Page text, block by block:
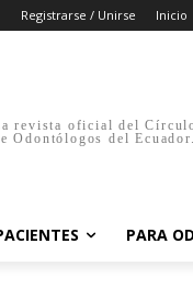
Registrarse / Unirse Inicio
revista oficial del
Odontólogos del Ecuador.
PARA